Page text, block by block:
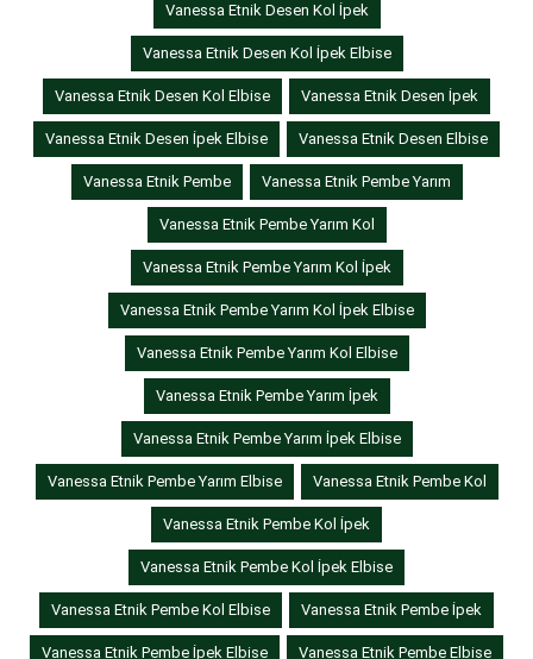
Vanessa Etnik Desen Kol İpek
Vanessa Etnik Desen Kol İpek Elbise
Vanessa Etnik Desen Kol Elbise Vanessa Etnik Desen İpek
Vanessa Etnik Desen İpek Elbise Vanessa Etnik Desen Elbise
Vanessa Etnik Pembe Vanessa Etnik Pembe Yarım
Vanessa Etnik Pembe Yarım Kol
Vanessa Etnik Pembe Yarım Kol İpek
Vanessa Etnik Pembe Yarım Kol İpek Elbise
Vanessa Etnik Pembe Yarım Kol Elbise
Vanessa Etnik Pembe Yarım İpek
Vanessa Etnik Pembe Yarım İpek Elbise
Vanessa Etnik Pembe Yarım Elbise Vanessa Etnik Pembe Kol
Vanessa Etnik Pembe Kol İpek
Vanessa Etnik Pembe Kol İpek Elbise
Vanessa Etnik Pembe Kol Elbise Vanessa Etnik Pembe İpek
Vanessa Etnik Pembe İpek Elbise Vanessa Etnik Pembe Elbise